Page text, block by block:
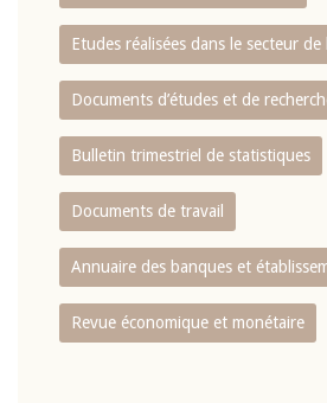
Etudes réalisées dans le secteur
Documents d’études et de
Bulletin trimestriel de statistiques
Documents de travail
Annuaire des banques et
Revue économique et monétaire